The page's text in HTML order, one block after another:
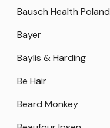
Bausch Health Poland
Bayer
Baylis & Harding
Be Hair
Beard Monkey